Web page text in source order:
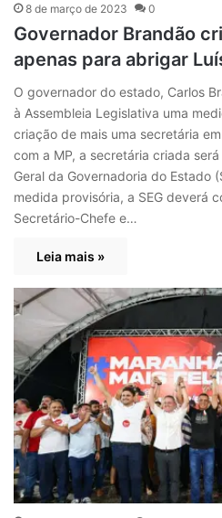
8 de março de 2023 0
Governador Brandão
apenas para abrigar
O governador do estado, Carlos
à Assembleia Legislativa uma
criação de mais uma secretária
com a MP, a secretária criada
Geral da Governadoria do Estado
medida provisória, a SEG deverá
Secretário-Chefe e…
Leia mais »